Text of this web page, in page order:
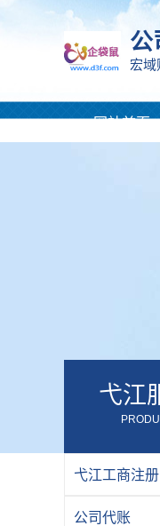
公
宏
网站首页
弋江
弋江工商注册
公司代账